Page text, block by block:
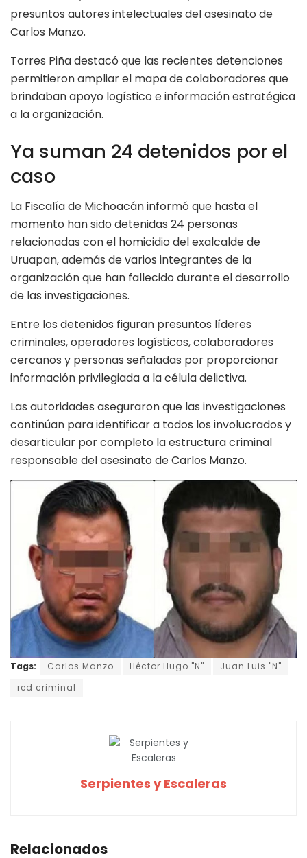
presuntos autores intelectuales del asesinato de
Carlos Manzo.
Torres Piña destacó que las recientes detenciones
permitieron ampliar el mapa de colaboradores que
brindaban apoyo logístico e información estratégica
a la organización.
Ya suman 24 detenidos por el
caso
La Fiscalía de Michoacán informó que hasta el
momento han sido detenidas 24 personas
relacionadas con el homicidio del exalcalde de
Uruapan, además de varios integrantes de la
organización que han fallecido durante el desarrollo
de las investigaciones.
Entre los detenidos figuran presuntos líderes
criminales, operadores logísticos, colaboradores
cercanos y personas señaladas por proporcionar
información privilegiada a la célula delictiva.
Las autoridades aseguraron que las investigaciones
continúan para identificar a todos los involucrados y
desarticular por completo la estructura criminal
responsable del asesinato de Carlos Manzo.
Tags: Carlos Manzo Héctor Hugo "N"
Juan Luis "N"
red criminal
Serpientes y Escaleras
Relacionados